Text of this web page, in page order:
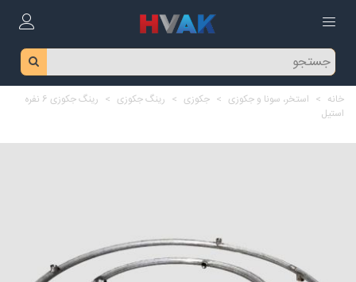
خانه > استخر، سونا و جکوزی > جکوزی > رینگ جکوزی >
رینگ جکوزی 6 نفره
استیل